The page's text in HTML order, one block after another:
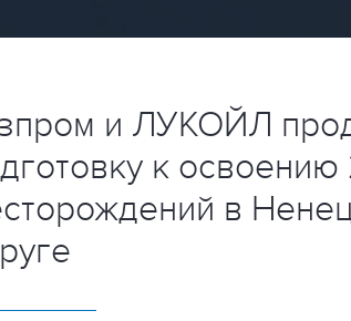
и ЛУКОЙЛ
к освоению
в